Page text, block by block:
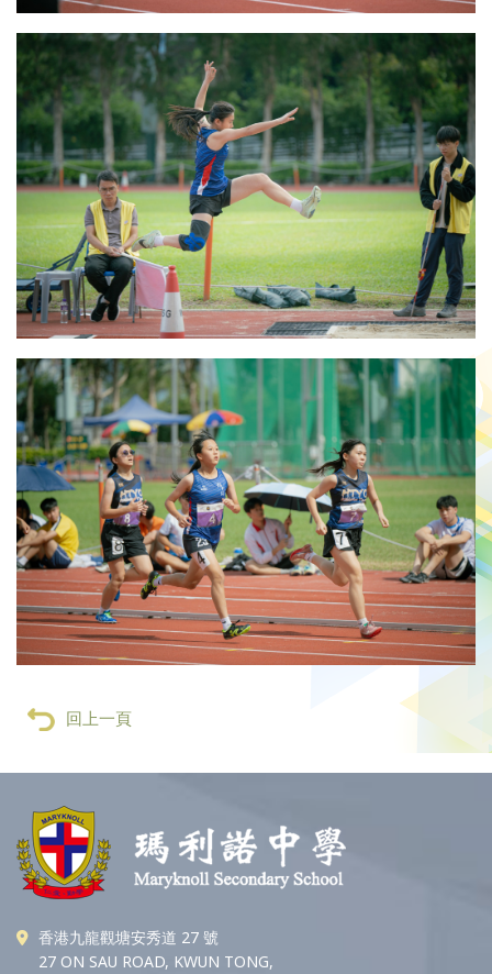
回上一頁
香港九龍觀塘安秀道 27 號
27 ON SAU ROAD, KWUN TONG,